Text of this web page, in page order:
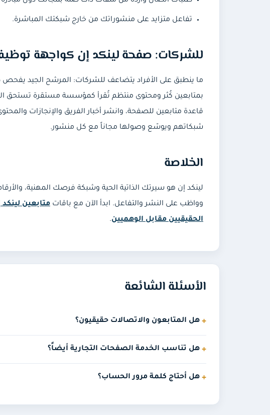
تفاعل متزايد على منشوراتك من خارج شبكتك المباشرة.
للشركات: صفحة لينكد إن كواجهة
ما ينطبق على الأفراد يتضاعف للشركات: المرشح الجيد
بمتابعين كُثر ومحتوى منتظم تُقرأ كمؤسسة مستقرة تستحق
قاعدة متابعين للصفحة، وانشر أخبار الفريق والإنجازات
شبكاتهم ويوسّع وصولها مجاناً مع كل منشور.
الخلاصة
لينكد إن هو سيرتك الذاتية الحية وشبكة فرصك المهنية،
وواظب على النشر والتفاعل. ابدأ الآن مع باقات متابعين لينكد
الحقيقيين مقابل الوهميين.
الأسئلة الشائعة
هل المتابعون والاتصالات حقيقيون؟
هل تناسب الخدمة الصفحات التجارية أيضاً؟
هل أحتاج كلمة مرور الحساب؟